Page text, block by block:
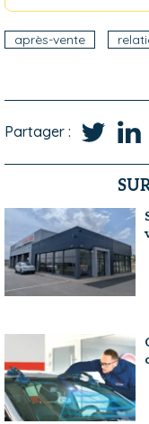
après-vente
Partager :